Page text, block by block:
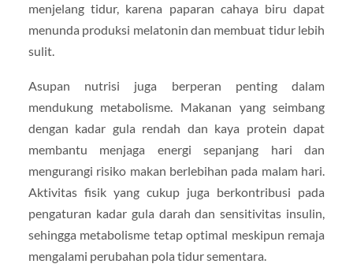
menjelang tidur, karena paparan cahaya biru dapat
menunda produksi melatonin dan membuat tidur lebih
sulit.
Asupan nutrisi juga berperan penting dalam
mendukung metabolisme. Makanan yang seimbang
dengan kadar gula rendah dan kaya protein dapat
membantu menjaga energi sepanjang hari dan
mengurangi risiko makan berlebihan pada malam hari.
Aktivitas fisik yang cukup juga berkontribusi pada
pengaturan kadar gula darah dan sensitivitas insulin,
sehingga metabolisme tetap optimal meskipun remaja
mengalami perubahan pola tidur sementara.